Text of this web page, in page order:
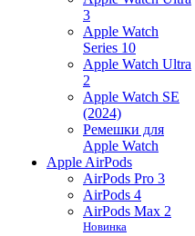
3
Apple Watch
Series 10
Apple Watch Ultra
2
Apple Watch SE
(2024)
Ремешки для
Apple Watch
Apple AirPods
AirPods Pro 3
AirPods 4
AirPods Max 2
Новинка